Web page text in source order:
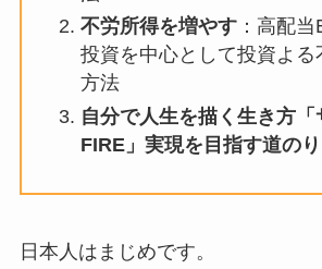
不労所得を増やす：高配当
投資を中心として投資よる
方法
自分で人生を描く生き方「
FIRE」実現を目指す道のり
日本人はまじめです。